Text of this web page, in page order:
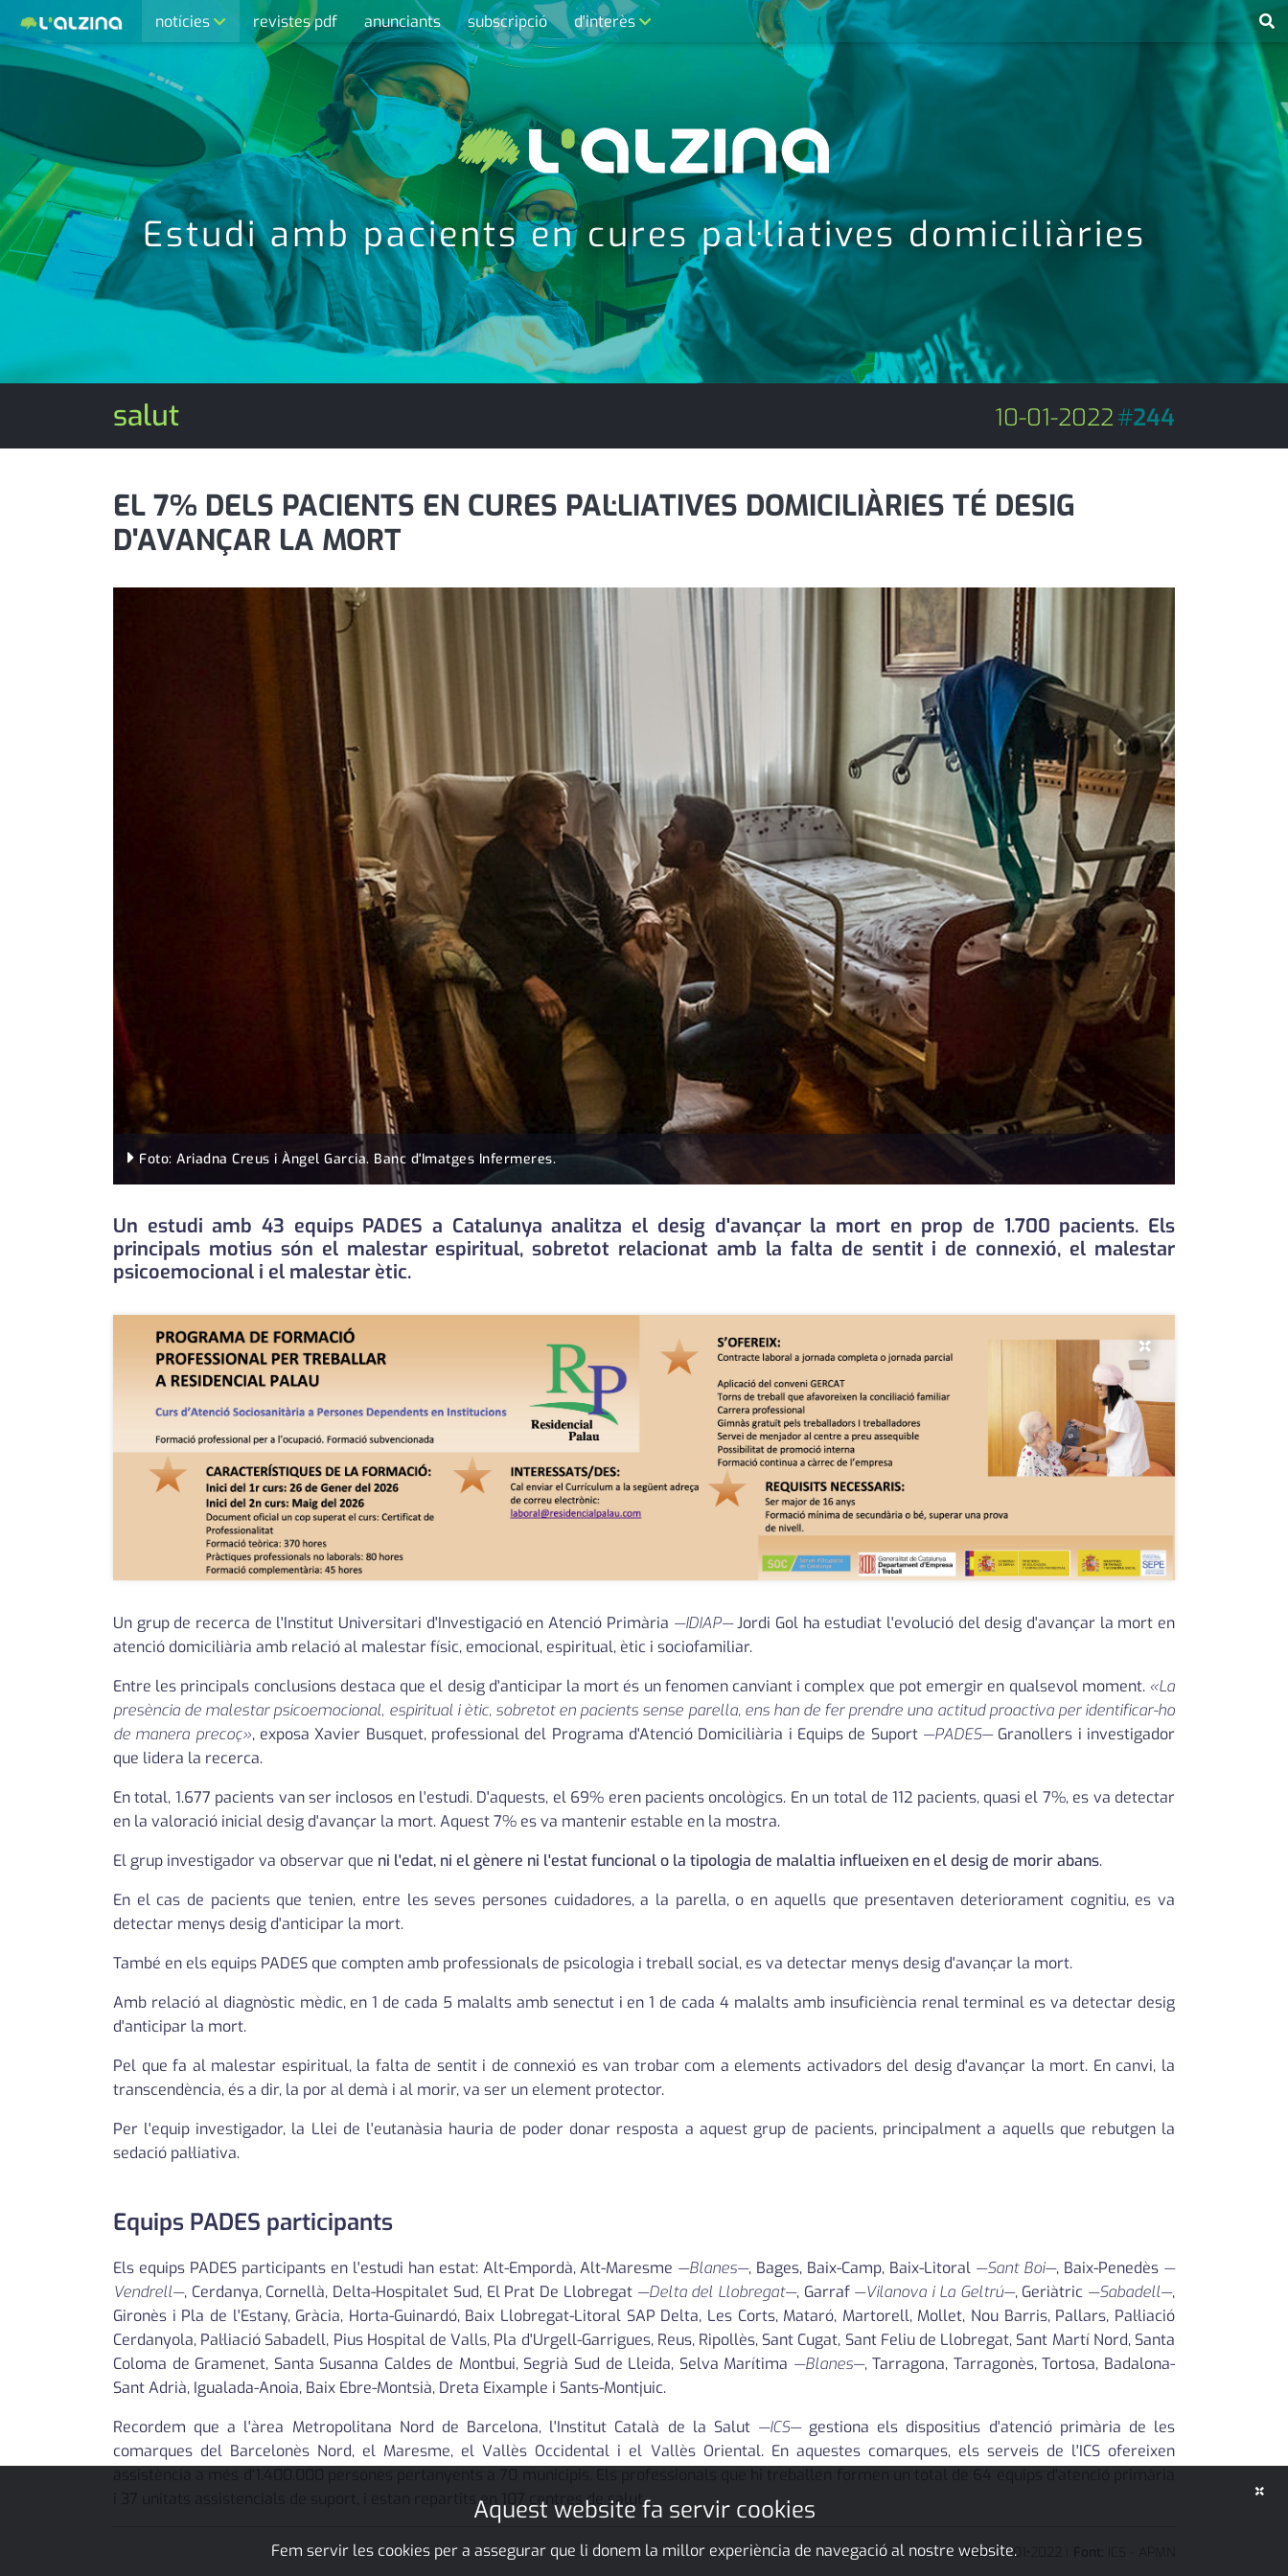
notícies
últimes notícies
activitats
agenda
cultura
economia
empresa
entrevista
esports
promo serveis
reportatge
revistes pdf anunciants subscripció d'interès
telèfons
calendari
Estudi amb pacients en cures pal·liatives domiciliàries
salut 10-01-2022#244
EL 7% DELS PACIENTS EN CURES PAL·LIATIVES DOMICILIÀRIES TÉ DESIG
D'AVANÇAR LA MORT
Foto: Ariadna Creus i Àngel Garcia. Banc d'Imatges Infermeres.
Un estudi amb 43 equips PADES a Catalunya analitza el desig d'avançar la mort en prop de 1.700 pacients. Els
principals motius són el malestar espiritual, sobretot relacionat amb la falta de sentit i de connexió, el malestar
psicoemocional i el malestar ètic.
×
Un grup de recerca de l'Institut Universitari d'Investigació en Atenció Primària —IDIAP—Jordi Gol ha estudiat l'evolució del desig d'avançar la mort en
atenció domiciliària amb relació al malestar físic, emocional, espiritual, ètic i sociofamiliar.
Entre les principals conclusions destaca que el desig d'anticipar la mort és un fenomen canviant i complex que pot emergir en qualsevol moment. «La
presència de malestar psicoemocional, espiritual i ètic, sobretot en pacients sense parella, ens han de fer prendre una actitud proactiva per identificar-ho
de manera precoç», exposa Xavier Busquet, professional del Programa d'Atenció Domiciliària i Equips de Suport —PADES—Granollers i investigador
que lidera la recerca.
En total, 1.677 pacients van ser inclosos en l'estudi. D'aquests, el 69% eren pacients oncològics. En un total de 112 pacients, quasi el 7%, es va detectar
en la valoració inicial desig d'avançar la mort. Aquest 7% es va mantenir estable en la mostra.
El grup investigador va observar que ni l'edat, ni el gènere ni l'estat funcional o la tipologia de malaltia influeixen en el desig de morir abans.
En el cas de pacients que tenien, entre les seves persones cuidadores, a la parella, o en aquells que presentaven deteriorament cognitiu, es va
detectar menys desig d'anticipar la mort.
També en els equips PADES que compten amb professionals de psicologia i treball social, es va detectar menys desig d'avançar la mort.
Amb relació al diagnòstic mèdic, en 1 de cada 5 malalts amb senectut i en 1 de cada 4 malalts amb insuficiència renal terminal es va detectar desig
d'anticipar la mort.
Pel que fa al malestar espiritual, la falta de sentit i de connexió es van trobar com a elements activadors del desig d'avançar la mort. En canvi, la
transcendència, és a dir, la por al demà i al morir, va ser un element protector.
Per l'equip investigador, la Llei de l'eutanàsia hauria de poder donar resposta a aquest grup de pacients, principalment a aquells que rebutgen la
sedació pal·liativa.
Equips PADES participants
Els equips PADES participants en l'estudi han estat: Alt-Empordà, Alt-Maresme —Blanes—, Bages, Baix-Camp, Baix-Litoral —Sant Boi—, Baix-Penedès —
Vendrell—, Cerdanya, Cornellà, Delta-Hospitalet Sud, El Prat De Llobregat —Delta del Llobregat—, Garraf —Vilanova i La Geltrú—, Geriàtric —Sabadell—,
Gironès i Pla de l'Estany, Gràcia, Horta-Guinardó, Baix Llobregat-Litoral SAP Delta, Les Corts, Mataró, Martorell, Mollet, Nou Barris, Pallars, Pal·liació
Cerdanyola, Pal·liació Sabadell, Pius Hospital de Valls, Pla d'Urgell-Garrigues, Reus, Ripollès, Sant Cugat, Sant Feliu de Llobregat, Sant Martí Nord, Santa
Coloma de Gramenet, Santa Susanna Caldes de Montbui, Segrià Sud de Lleida, Selva Marítima —Blanes—, Tarragona, Tarragonès, Tortosa, Badalona-
Sant Adrià, Igualada-Anoia, Baix Ebre-Montsià, Dreta Eixample i Sants-Montjuic.
Recordem que a l'àrea Metropolitana Nord de Barcelona, l'Institut Català de la Salut —ICS—gestiona els dispositius d'atenció primària de les
comarques del Barcelonès Nord, el Maresme, el Vallès Occidental i el Vallès Oriental. En aquestes comarques, els serveis de l'ICS ofereixen
i 37 unitats assistencials de suport, i estan repartits en 107 centres de salut.
JMP04•01
×
Aquest website fa servir cookies
Fem servir les cookies per a assegurar que li donem la millor experiència de navegació al nostre website.